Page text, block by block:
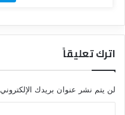
اترك تعليقاً
لن يتم نشر عنوان بريدك